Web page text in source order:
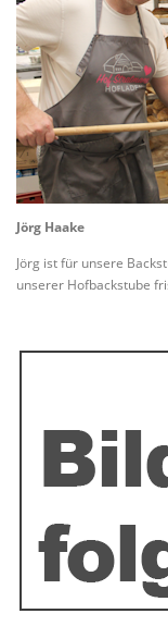
Jörg Haake
Jörg ist für unsere
unserer Hofbackstube